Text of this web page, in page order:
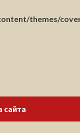
themes/
сайта